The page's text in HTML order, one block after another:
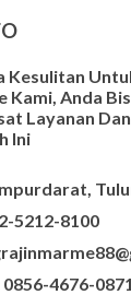
Kesulitan
Kami, Anda
Layanan
Ini
5212-8100
4676-0871